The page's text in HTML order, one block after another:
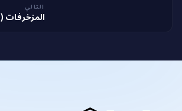
التالي
المزخرفات (Decorators)